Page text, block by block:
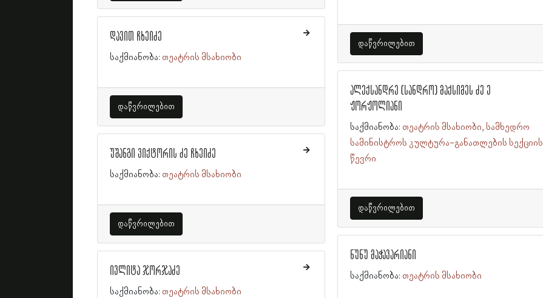
დავით ჩხეიძე
საქმიანობა: თეატრის მსახიობი
დაწვრილებით
უშანგი ვიქტორის ძე ჩხეიძე
საქმიანობა: თეატრის მსახიობი
დაწვრილებით
ივლიტა ჯორჯაძე
საქმიანობა: თეატრის მსახიობი
დაწვრილებით
ალექსანდრე (სანდრო) მაქსიმეს ძე ე
ჟორჟოლიანი
საქმიანობა: თეატრის მსახიობი სამხედრო
სამინისტროს კულტურა-განათლების სექციის
წევრი
დაწვრილებით
ნუნუ მაჭავარიანი
საქმიანობა: თეატრის მსახიობი